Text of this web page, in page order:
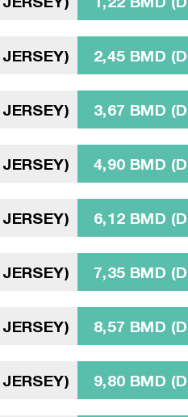
2,45 BMD
3,67 BMD
4,90 BMD
6,12 BMD
7,35 BMD
8,57 BMD
9,80 BMD